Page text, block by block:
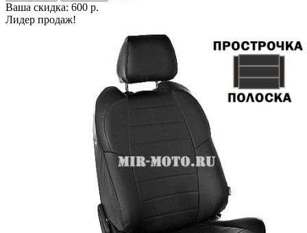
Ваша скидка: 600 р.
Лидер продаж!